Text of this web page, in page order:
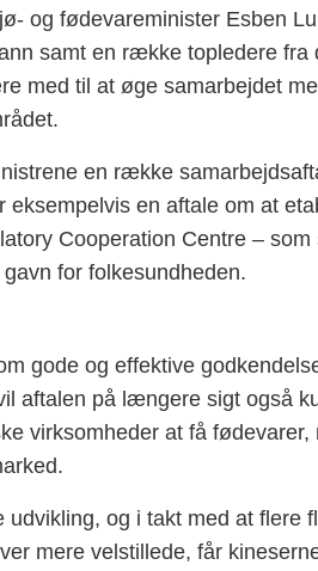
og fødevareminister Esben
samt en række topledere fra
med til at øge samarbejdet
en række
en aftale om at
Cooperation Centre –
for folkesundheden.
gode og effektive
aftalen på længere sigt også
virksomheder at få
udvikling, og i takt med at flere
mere velstillede, får